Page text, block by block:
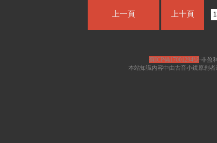
上一頁 上十頁
蘇ICP備17001294號·非盈
本站知識內容中由古音小鏡原創